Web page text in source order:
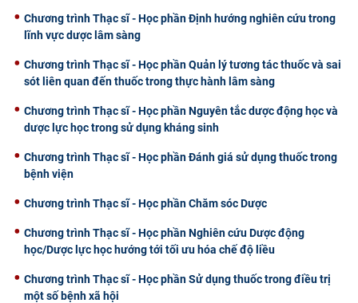
Chương trình Thạc sĩ - Học phần Định hướng nghiên cứu trong
lĩnh vực dược lâm sàng
Chương trình Thạc sĩ - Học phần Quản lý tương tác thuốc và sai
sót liên quan đến thuốc trong thực hành lâm sàng
Chương trình Thạc sĩ - Học phần Nguyên tắc dược động học và
dược lực học trong sử dụng kháng sinh
Chương trình Thạc sĩ - Học phần Đánh giá sử dụng thuốc trong
bệnh viện
Chương trình Thạc sĩ - Học phần Chăm sóc Dược
Chương trình Thạc sĩ - Học phần Nghiên cứu Dược động
học/Dược lực học hướng tới tối ưu hóa chế độ liều
Chương trình Thạc sĩ - Học phần Sử dụng thuốc trong điều trị
một số bệnh xã hội